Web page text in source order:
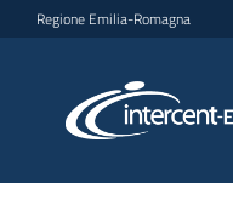
Vai al contenuto
Vai alla navigazione
Vai al footer
Regione Emilia-Romagna
per